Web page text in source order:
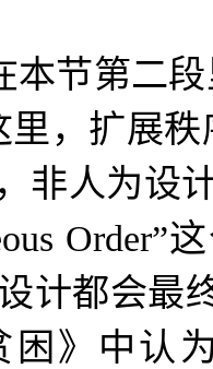
本节第二
里，扩展
，非人为设
Order”
计都会最
困》中认